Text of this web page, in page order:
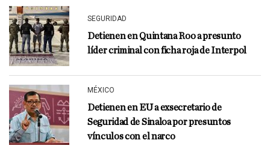
SEGURIDAD
Detienen en Quintana Roo a presunto
líder criminal con ficha roja de Interpol
MÉXICO
Detienen en EU a exsecretario de
Seguridad de Sinaloa por presuntos
vínculos con el narco